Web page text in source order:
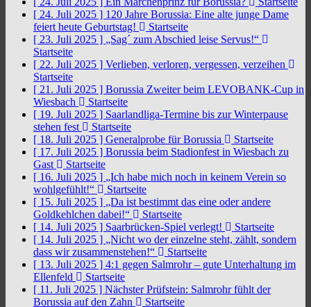
[ 24. Juli 2025 ] 120 Jahre Borussia: Eine alte junge Dame
feiert heute Geburtstag!
Startseite
[ 23. Juli 2025 ] „Sag´ zum Abschied leise Servus!“
Startseite
[ 22. Juli 2025 ] Verlieben, verloren, vergessen, verzeihen
Startseite
[ 21. Juli 2025 ] Borussia Zweiter beim LEVOBANK-Cup in
Wiesbach
Startseite
[ 19. Juli 2025 ] Saarlandliga-Termine bis zur Winterpause
stehen fest
Startseite
[ 18. Juli 2025 ] Generalprobe für Borussia
Startseite
[ 17. Juli 2025 ] Borussia beim Stadionfest in Wiesbach zu
Gast
Startseite
[ 16. Juli 2025 ] „Ich habe mich noch in keinem Verein so
wohlgefühlt!“
Startseite
[ 15. Juli 2025 ] „Da ist bestimmt das eine oder andere
Goldkehlchen dabei!“
Startseite
[ 14. Juli 2025 ] Saarbrücken-Spiel verlegt!
Startseite
[ 14. Juli 2025 ] „Nicht wo der einzelne steht, zählt, sondern
dass wir zusammenstehen!“
Startseite
[ 13. Juli 2025 ] 4:1 gegen Salmrohr – gute Unterhaltung im
Ellenfeld
Startseite
[ 11. Juli 2025 ] Nächster Prüfstein: Salmrohr fühlt der
Borussia auf den Zahn
Startseite